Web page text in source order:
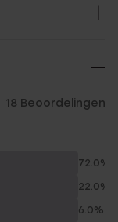
18 Beoordelingen
72.0%
22.0%
6.0%